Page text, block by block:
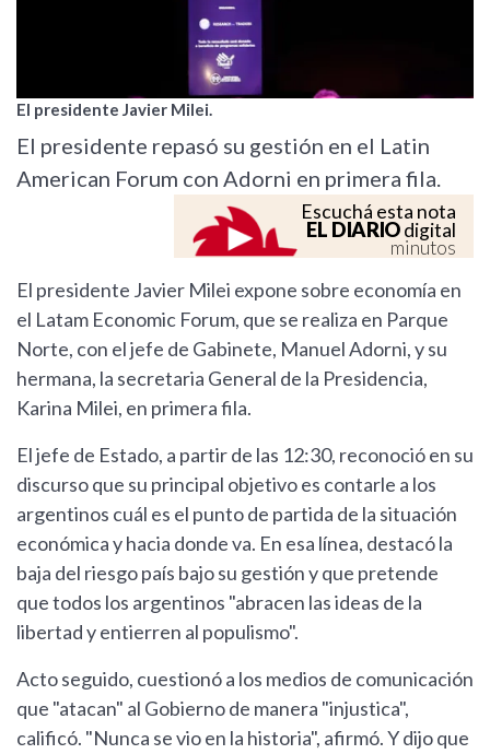
El presidente Javier Milei.
El presidente repasó su gestión en el Latin
American Forum con Adorni en primera fila.
Escuchá esta nota
EL DIARIOdigital
minutos
El presidente Javier Milei expone sobre economía en
el Latam Economic Forum, que se realiza en Parque
Norte, con el jefe de Gabinete, Manuel Adorni, y su
hermana, la secretaria General de la Presidencia,
Karina Milei, en primera fila.
El jefe de Estado, a partir de las 12:30, reconoció en su
discurso que su principal objetivo es contarle a los
argentinos cuál es el punto de partida de la situación
económica y hacia donde va. En esa línea, destacó la
baja del riesgo país bajo su gestión y que pretende
que todos los argentinos "abracen las ideas de la
libertad y entierren al populismo".
Acto seguido, cuestionó a los medios de comunicación
que "atacan" al Gobierno de manera "injustica",
calificó. "Nunca se vio en la historia", afirmó. Y dijo que